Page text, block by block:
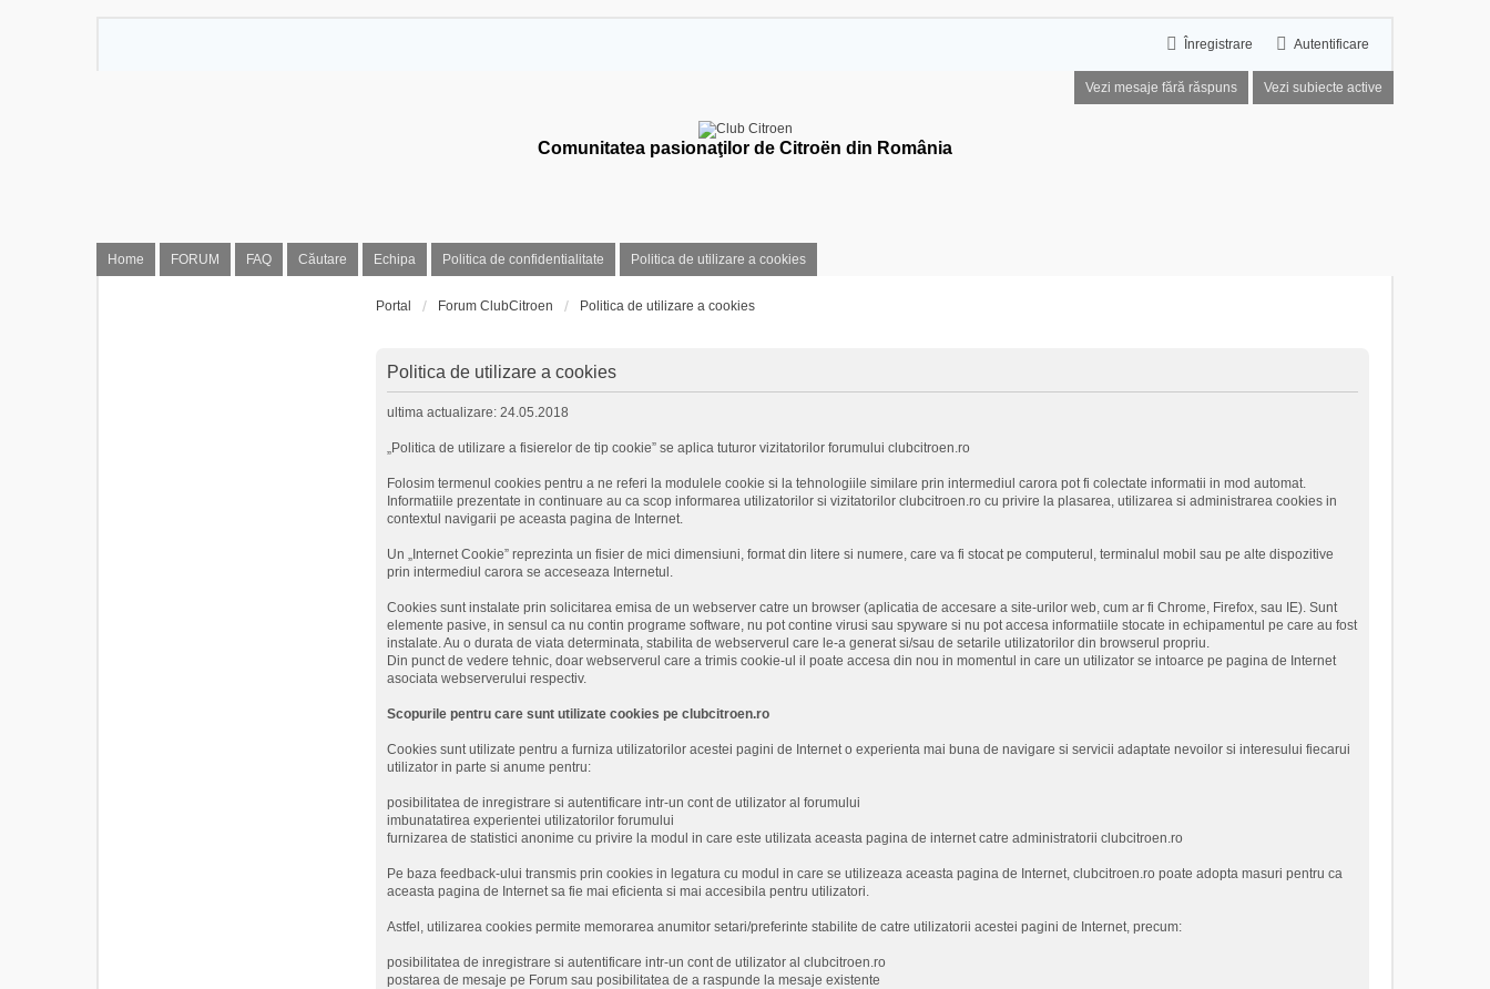
Autentificare
Înregistrare
Vezi mesaje fără răspuns Vezi subiecte active
Home FORUM FAQ Căutare Echipa Politica de confidentialitate Politica de utilizare a cookies
Comunitatea pasionaţilor de Citroën din România
Portal Forum ClubCitroen Politica de utilizare a cookies
Politica de utilizare a cookies
ultima actualizare: 24.05.2018
„Politica de utilizare a fisierelor de tip cookie” se aplica tuturor vizitatorilor forumului clubcitroen.ro
Folosim termenul cookies pentru a ne referi la modulele cookie si la tehnologiile similare prin intermediul carora pot fi colectate informatii in mod automat.
Informatiile prezentate in continuare au ca scop informarea utilizatorilor si vizitatorilor clubcitroen.ro cu privire la plasarea, utilizarea si administrarea cookies in
contextul navigarii pe aceasta pagina de Internet.
Un „Internet Cookie” reprezinta un fisier de mici dimensiuni, format din litere si numere, care va fi stocat pe computerul, terminalul mobil sau pe alte dispozitive
prin intermediul carora se acceseaza Internetul.
Cookies sunt instalate prin solicitarea emisa de un webserver catre un browser (aplicatia de accesare a site-urilor web, cum ar fi Chrome, Firefox, sau IE). Sunt
elemente pasive, in sensul ca nu contin programe software, nu pot contine virusi sau spyware si nu pot accesa informatiile stocate in echipamentul pe care au fost
instalate. Au o durata de viata determinata, stabilita de webserverul care le-a generat si/sau de setarile utilizatorilor din browserul propriu.
Din punct de vedere tehnic, doar webserverul care a trimis cookie-ul il poate accesa din nou in momentul in care un utilizator se intoarce pe pagina de Internet
asociata webserverului respectiv.
Scopurile pentru care sunt utilizate cookies pe clubcitroen.ro
Cookies sunt utilizate pentru a furniza utilizatorilor acestei pagini de Internet o experienta mai buna de navigare si servicii adaptate nevoilor si interesului fiecarui
utilizator in parte si anume pentru:
posibilitatea de inregistrare si autentificare intr-un cont de utilizator al forumului
imbunatatirea experientei utilizatorilor forumului
furnizarea de statistici anonime cu privire la modul in care este utilizata aceasta pagina de internet catre administratorii clubcitroen.ro
Pe baza feedback-ului transmis prin cookies in legatura cu modul in care se utilizeaza aceasta pagina de Internet, clubcitroen.ro poate adopta masuri pentru ca
aceasta pagina de Internet sa fie mai eficienta si mai accesibila pentru utilizatori.
Astfel, utilizarea cookies permite memorarea anumitor setari/preferinte stabilite de catre utilizatorii acestei pagini de Internet, precum:
posibilitatea de inregistrare si autentificare intr-un cont de utilizator al clubcitroen.ro
postarea de mesaje pe Forum sau posibilitatea de a raspunde la mesaje existente